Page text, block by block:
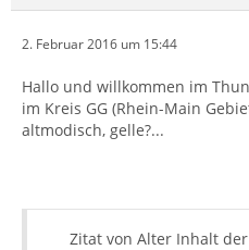
2. Februar 2016 um 15:44
Hallo und willkommen im
im Kreis GG (Rhein-Main
altmodisch, gelle?...
Zitat von Alter Inhalt